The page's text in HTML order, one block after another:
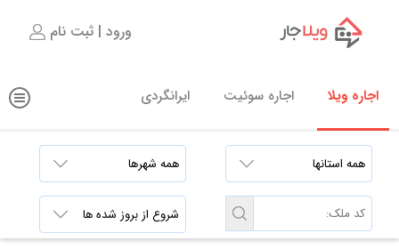
اجاره ویلا اجاره سوئیت ایرانگردی
ورود | ثبت نام